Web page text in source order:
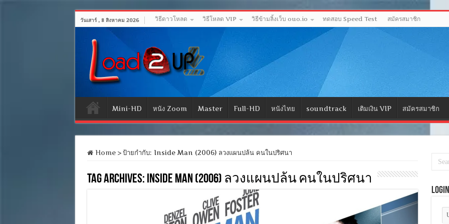
วันเสาร์ , 8 สิงหาคม 2026 วิธีดาวโหลด วิธีโหลด VIP วิธีข้ามลิ้งเว็บ ouo.io ทดสอบ Speed Test สมัครสมาชิก
Mini-HD หนัง Zoom Master Full-HD หนังไทย soundtrack เติมเงิน VIP สมัครสมาชิก
Home > ป้ายกำกับ: Inside Man (2006) ลวงแผนปล้น คนในปริศนา
Tag Archives: Inside Man (2006) ลวงแผนปล้น คนในปริศนา
Login